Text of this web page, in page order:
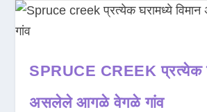
SPRUCE CREEK प्रत्येक
असलेले आगळे वेगळे गांव